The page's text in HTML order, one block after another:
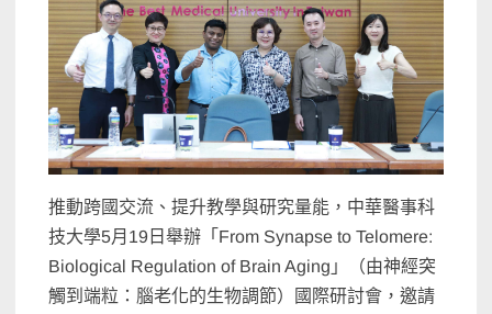
推動跨國交流、提升教學與研究量能，中華醫事科
技大學5月19日舉辦「From Synapse to Telomere:
Biological Regulation of Brain Aging」（由神經突
觸到端粒：腦老化的生物調節）國際研討會，邀請